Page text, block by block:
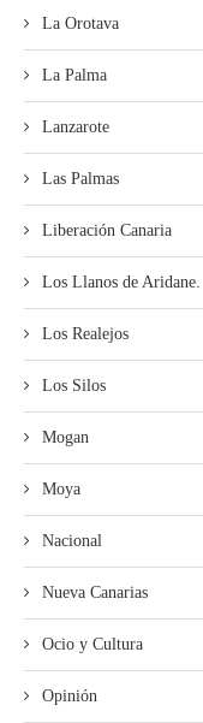
La Orotava
La Palma
Lanzarote
Las Palmas
Liberación Canaria
Los Llanos de Aridane.
Los Realejos
Los Silos
Mogan
Moya
Nacional
Nueva Canarias
Ocio y Cultura
Opinión